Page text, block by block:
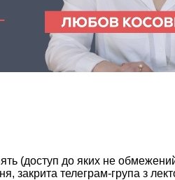
(доступ до яких не
закрита телеграм-група з